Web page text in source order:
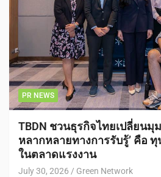
PR NEWS
TBDN ชวนธุรกิจไทยเปลี่ยนมุ
หลากหลายทางการรับรู้’ คือ
ในตลาดแรงงาน
July 30, 2026 Green Network